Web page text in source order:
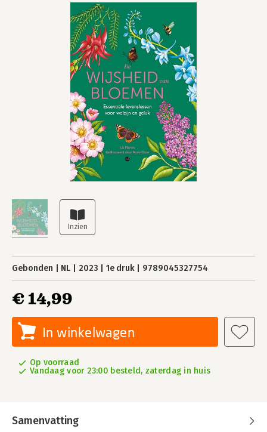
Gebonden NL 2023 1e druk 9789045327754
€ 14,99
In winkelwagen
Op voorraad
Vandaag voor 23:00 besteld, zaterdag in huis
Samenvatting